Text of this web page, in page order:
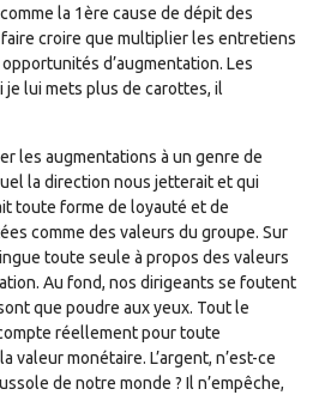
la 1ère cause de dépit des
croire que multiplier les entretiens
d’augmentation. Les
je lui mets plus de carottes, il
les augmentations à un genre de
la direction nous jetterait et qui
toute forme de loyauté et de
comme des valeurs du groupe. Sur
toute seule à propos des valeurs
Au fond, nos dirigeants se foutent
que poudre aux yeux. Tout le
réellement pour toute
valeur monétaire. L’argent, n’est-ce
de notre monde ? Il n’empêche,